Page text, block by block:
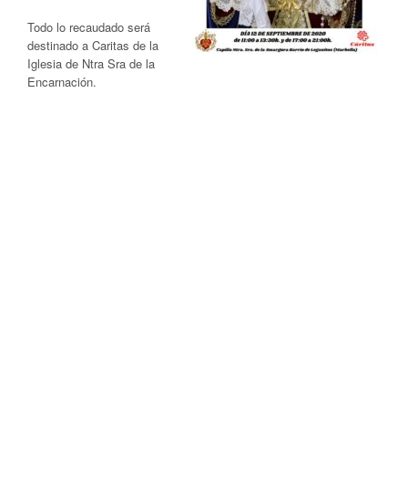
Todo lo recaudado será
destinado a Caritas de la
Iglesia de Ntra Sra de la
Encarnación.